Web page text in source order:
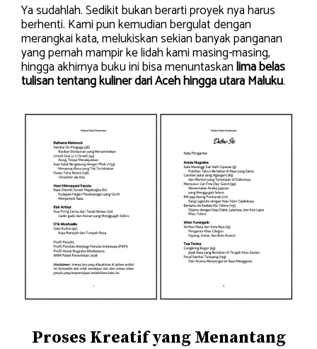
Ya sudahlah. Sedikit bukan berarti proyek nya harus
berhenti. Kami pun kemudian bergulat dengan
merangkai kata, melukiskan sekian banyak panganan
yang pernah mampir ke lidah kami masing-masing,
hingga akhirnya buku ini bisa menuntaskanlima belas
tulisan tentang kuliner dari Aceh hingga utara Maluku.
Proses Kreatif yang Menantang